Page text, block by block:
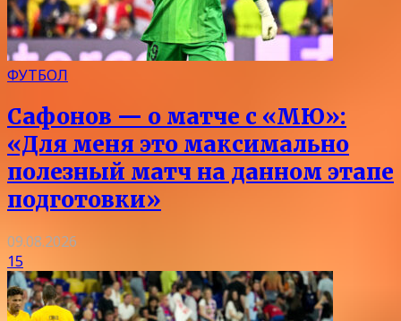
ФУТБОЛ
Сафонов — о матче с «МЮ»:
«Для меня это максимально
полезный матч на данном этапе
подготовки»
09.08.2026
15